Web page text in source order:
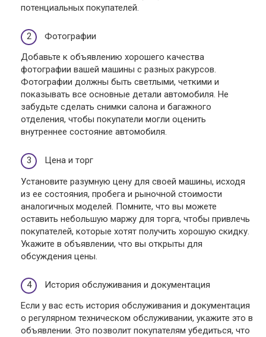
потенциальных покупателей.
Фотографии
Добавьте к объявлению хорошего качества
фотографии вашей машины с разных ракурсов.
Фотографии должны быть светлыми, четкими и
показывать все основные детали автомобиля. Не
забудьте сделать снимки салона и багажного
отделения, чтобы покупатели могли оценить
внутреннее состояние автомобиля.
Цена и торг
Установите разумную цену для своей машины, исходя
из ее состояния, пробега и рыночной стоимости
аналогичных моделей. Помните, что вы можете
оставить небольшую маржу для торга, чтобы привлечь
покупателей, которые хотят получить хорошую скидку.
Укажите в объявлении, что вы открыты для
обсуждения цены.
История обслуживания и документация
Если у вас есть история обслуживания и документация
о регулярном техническом обслуживании, укажите это в
объявлении. Это позволит покупателям убедиться, что